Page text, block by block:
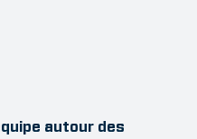
autour des